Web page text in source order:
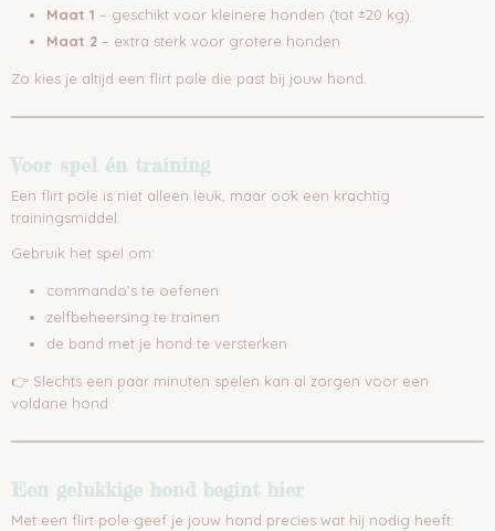
Maat 1 – geschikt voor kleinere honden (tot ±20 kg)
Maat 2 – extra sterk voor grotere honden
Zo kies je altijd een flirt pole die past bij jouw hond.
Voor spel én training
Een flirt pole is niet alleen leuk, maar ook een krachtig
trainingsmiddel.
Gebruik het spel om:
commando’s te oefenen
zelfbeheersing te trainen
de band met je hond te versterken
👉 Slechts een paar minuten spelen kan al zorgen voor een
voldane hond
Een gelukkige hond begint hier
Met een flirt pole geef je jouw hond precies wat hij nodig heeft: